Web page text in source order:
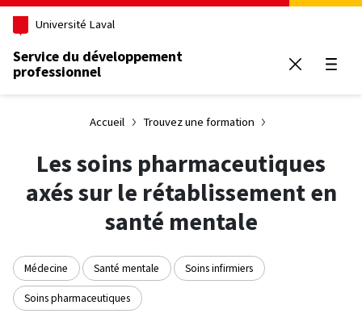
Aller au contenu principal
Université Laval
Service du développement
professionnel
Accueil Trouvez une formation
Les soins pharmaceutiques
axés sur le rétablissement en
santé mentale
Médecine Santé mentale Soins infirmiers
Soins pharmaceutiques